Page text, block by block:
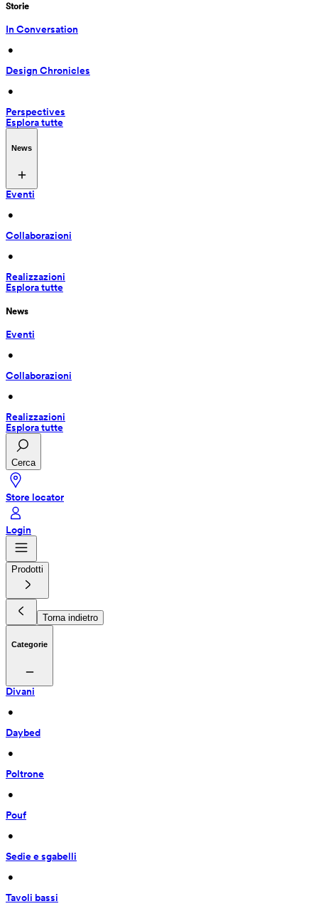
Storie
In Conversation
•
Design Chronicles
•
Perspectives
Esplora tutte
News
Eventi
•
Collaborazioni
•
Realizzazioni
Esplora tutte
News
Eventi
•
Collaborazioni
•
Realizzazioni
Esplora tutte
Cerca
Store locator
Login
Prodotti
Torna indietro
Categorie
Divani
•
Daybed
•
Poltrone
•
Pouf
•
Sedie e sgabelli
•
Tavoli bassi